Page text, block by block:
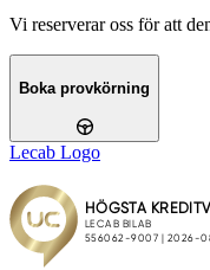
Vi reserverar oss för att
Boka provkörning
Lecab Logo